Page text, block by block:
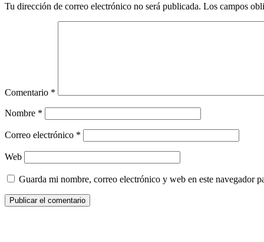
Tu dirección de correo electrónico no será publicada. Los campos
Comentario *
Nombre *
Correo electrónico *
Web
Guarda mi nombre, correo electrónico y web en este navegador